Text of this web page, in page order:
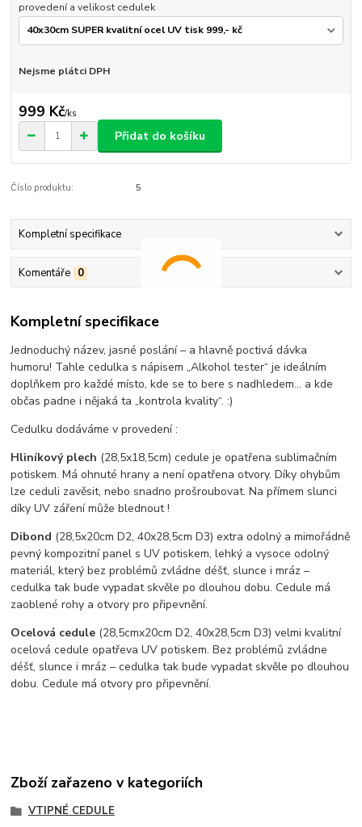
provedení a velikost cedulek
Nejsme plátci DPH
999 Kč/ks
Přidat do košíku
Číslo produktu: 5
Kompletní specifikace
Komentáře 0
Kompletní specifikace
Jednoduchý název, jasné poslání – a hlavně poctivá dávka
humoru! Tahle cedulka s nápisem „Alkohol tester“ je ideálním
doplňkem pro každé místo, kde se to bere s nadhledem… a kde
občas padne i nějaká ta „kontrola kvality“. :)
Cedulku dodáváme v provedení :
Hliníkový plech (28,5x18,5cm) cedule je opatřena sublimačním
potiskem. Má ohnuté hrany a není opatřena otvory. Díky ohybům
lze ceduli zavěsit, nebo snadno prošroubovat. Na přímem slunci
díky UV záření může blednout !
Dibond (28,5x20cm D2, 40x28,5cm D3) extra odolný a mimořádně
pevný kompozitní panel s UV potiskem, lehký a vysoce odolný
materiál, který bez problémů zvládne déšť, slunce i mráz –
cedulka tak bude vypadat skvěle po dlouhou dobu. Cedule má
zaoblené rohy a otvory pro připevnění.
Ocelová cedule (28,5cmx20cm D2, 40x28,5cm D3) velmi kvalitní
ocelová cedule opatřeva UV potiskem. Bez problémů zvládne
déšť, slunce i mráz – cedulka tak bude vypadat skvěle po dlouhou
dobu. Cedule má otvory pro připevnění.
Zboží zařazeno v kategoriích
VTIPNÉ CEDULE